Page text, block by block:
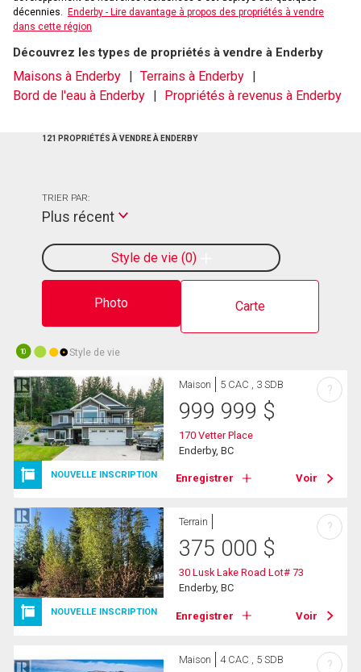
décennies.
Enderby - Lire davantage à propos des propriétés à vendre
dans cette région
Découvrez les types de propriétés à vendre à Enderby
Maisons à Enderby
Terrains à Enderby
Bord de l'eau à Enderby
Propriétés à revenus à Enderby
121 PROPRIÉTÉS À VENDRE À ENDERBY
Photo Carte
Style de vie 0
TRIER PAR:
Plus récent
10 Style de vie
NOUVELLE INSCRIPTION
Maison 5 CAC , 3 SDB
999 999 $
170 Vetter Place
Enderby, BC
Enregistrer Voir
?
NOUVELLE INSCRIPTION
Terrain
375 000 $
30 Lusk Lake Road Lot# 73
Enderby, BC
Enregistrer Voir
?
Maison 4 CAC , 5 SDB ?